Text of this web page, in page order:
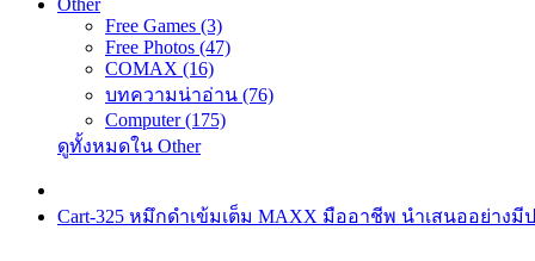
Other
Free Games (3)
Free Photos (47)
COMAX (16)
บทความน่าอ่าน (76)
Computer (175)
ดูทั้งหมดใน Other
Cart-325 หมึกดำเข้มเต็ม MAXX มืออาชีพ นำเสนออย่างมี